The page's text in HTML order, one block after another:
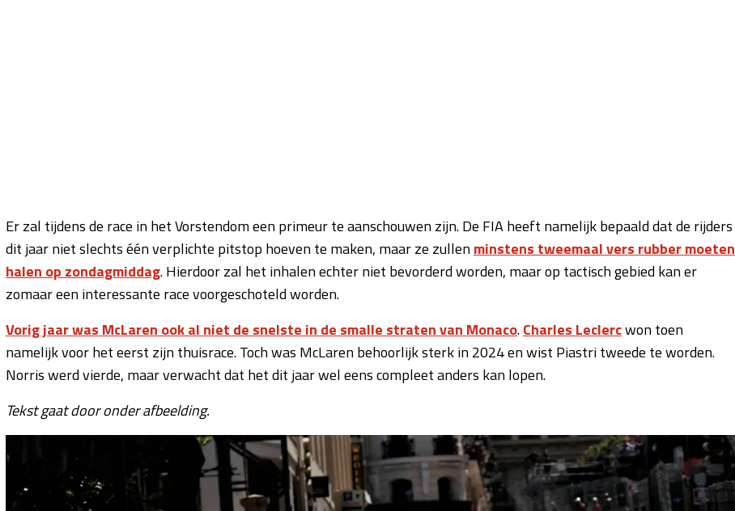
Er zal tijdens de race in het Vorstendom een primeur te aanschouwen zijn. De FIA heeft namelijk bepaald dat de rijders
dit jaar niet slechts één verplichte pitstop hoeven te maken, maar ze zullenminstens tweemaal vers rubber moeten
halen op zondagmiddag. Hierdoor zal het inhalen echter niet bevorderd worden, maar op tactisch gebied kan er
zomaar een interessante race voorgeschoteld worden.
Vorig jaar was McLaren ook al niet de snelste in de smalle straten van Monaco.Charles Leclercwon toen
namelijk voor het eerst zijn thuisrace. Toch was McLaren behoorlijk sterk in 2024 en wist Piastri tweede te worden.
Norris werd vierde, maar verwacht dat het dit jaar wel eens compleet anders kan lopen.
Tekst gaat door onder afbeelding.